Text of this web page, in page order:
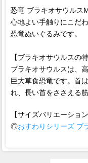
恐竜 ブラキオサウルス
心地よい手触りにこだ
恐竜ぬいぐるみです。
【ブラキオサウルスの特
ブラキオサウルスは、
巨大草食恐竜です。首
れ、長い首をささえる
【サイズバリエーション
◎おすわりシリーズ ブ